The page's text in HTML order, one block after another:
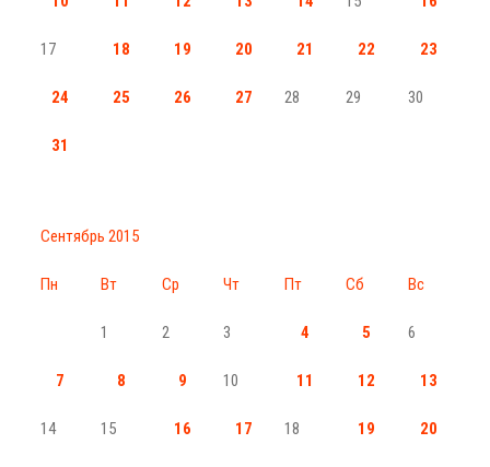
17 18 19 20 21 22 23
24 25 26 27 28 29 30
31
Сентябрь 2015
Пн Вт Ср Чт Пт Сб Вс
1 2 3 4 5 6
7 8 9 10 11 12 13
14 15 16 17 18 19 20